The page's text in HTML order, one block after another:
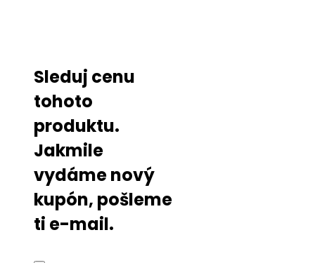
Sleduj cenu
tohoto
produktu.
Jakmile
vydáme nový
kupón, pošleme
ti e-mail.